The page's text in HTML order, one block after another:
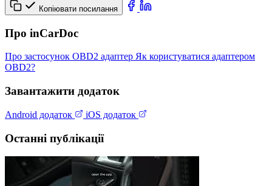
Копіювати посилання
Про inCarDoc
Про застосунок OBD2 адаптер Як користуватися адаптером
OBD2?
Завантажити додаток
Android додаток iOS додаток
Останні публікації